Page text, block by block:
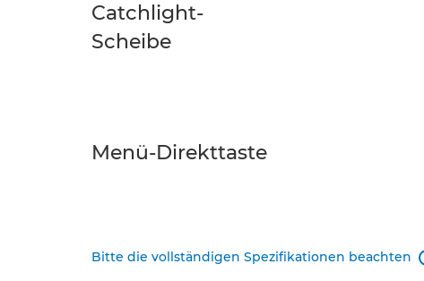
Catchlight-
Scheibe
Menü-Direkttaste
Bitte die vollständigen Spezifikationen beachten